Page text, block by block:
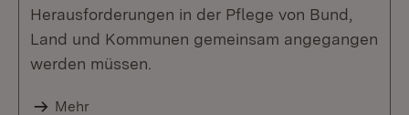
Herausforderungen in der Pflege von Bund,
Land und Kommunen gemeinsam angegangen
werden müssen.
Mehr